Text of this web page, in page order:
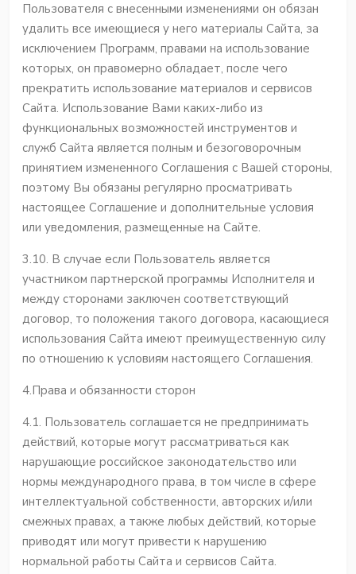
Пользователя с внесенными изменениями он обязан
удалить все имеющиеся у него материалы Сайта, за
исключением Программ, правами на использование
которых, он правомерно обладает, после чего
прекратить использование материалов и сервисов
Сайта. Использование Вами каких-либо из
функциональных возможностей инструментов и
служб Сайта является полным и безоговорочным
принятием измененного Соглашения с Вашей стороны,
поэтому Вы обязаны регулярно просматривать
настоящее Соглашение и дополнительные условия
или уведомления, размещенные на Сайте.
3.10. В случае если Пользователь является
участником партнерской программы Исполнителя и
между сторонами заключен соответствующий
договор, то положения такого договора, касающиеся
использования Сайта имеют преимущественную силу
по отношению к условиям настоящего Соглашения.
4.Права и обязанности сторон
4.1. Пользователь соглашается не предпринимать
действий, которые могут рассматриваться как
нарушающие российское законодательство или
нормы международного права, в том числе в сфере
интеллектуальной собственности, авторских и/или
смежных правах, а также любых действий, которые
приводят или могут привести к нарушению
нормальной работы Сайта и сервисов Сайта.